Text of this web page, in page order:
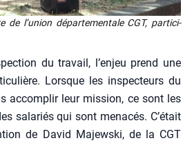
de l’u­nion dépar­te­men­tale CGT, par­ti­ci­
du tra­vail, l’enjeu prend une
Lorsque les ins­pec­teurs du
accom­plir leur mis­sion, ce sont les
sala­riés qui sont mena­cés. C’était
de David Majews­ki, de la CGT